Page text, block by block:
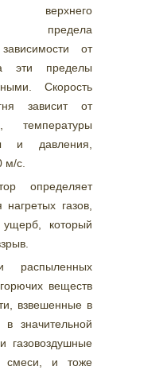
верхнего
предела
от
эти пределы
Скорость
зависит от
температуры
и давления,
м/с.
определяет
газов,
который
веществ
взвешенные в
значительной
газовоздушные
смеси, и тоже